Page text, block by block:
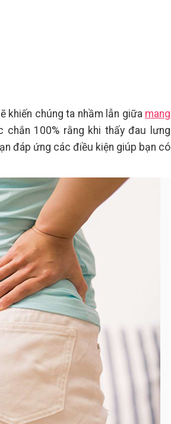
khiến chúng ta nhầm lẫn giữa mang
chắn 100% rằng khi thấy đau lưng
đáp ứng các điều kiện giúp bạn có